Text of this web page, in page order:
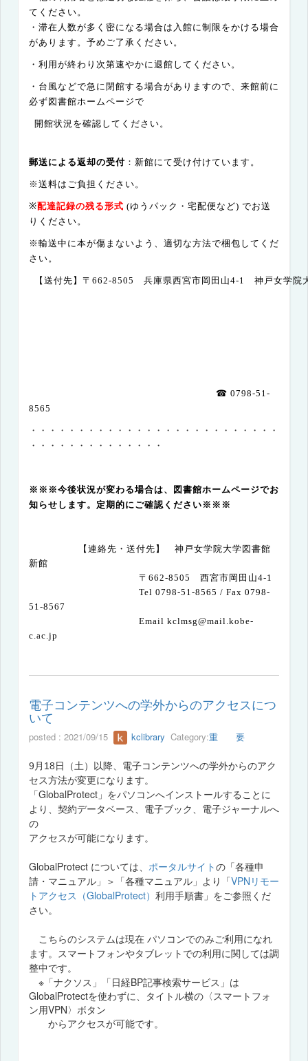
てください。
・滞在人数が多く密になる場合は入館に制限をかける場合
があります。予めご了承ください。
・利用が終わり次第速やかに退館してください。
・台風などで急に閉館する場合がありますので、来館前に
必ず図書館ホームページで
開館状況を確認してください。
郵送による返却の受付 ：新館にて受け付けています。
※送料はご負担ください。
※配達記録の残る形式 (ゆうパック・宅配便など) でお送
りください。
※輸送中に本が傷まないよう、適切な方法で梱包してくだ
さい。
【送付先】〒 662-8505 兵庫県西宮市岡田山4-1 神戸女学院
☎ 0798-51-
8565
・・・・・・・・・・・・・・・・・・・・・・・・・・
・・・・・・・・・・・・・・
※※※今後状況が変わる場合は、図書館ホームページでお
知らせします。定期的にご確認ください※※※
【連絡先・送付先】 神戸女学院大学図書館
新館
〒 662-8505 西宮市岡田山4-1
Tel 0798-51-8565 / Fax 0798-
51-8567
Email kclmsg@mail.kobe-
c.ac.jp
電子コンテンツへの学外からのアクセスにつ
いて
posted : 2021/09/15 kclibrary Category:重 要
9月18日（土）以降、電子コンテンツへの学外からのアク
セス方法が変更になります。
「GlobalProtect」 をパソコンへインストールすることに
より、契約データベース、電子ブック、電子ジャーナルへ
の
アクセスが可能になります。
GlobalProtect については、 ポータルサイトの 「各種申
請・マニュアル」＞「各種マニュアル」より「VPNリモー
トアクセス （GlobalProtect） 利用手順書 」をご参照くだ
さい。
こちらのシステムは現在 パソコンでのみご利用になれ
ます。スマートフォンやタブレットでの利用に関しては調
整中です。
※「ナクソス」「日経BP記事検索サービス」は
GlobalProtectを使わずに、タイトル横の〈スマートフォ
ン用VPN〉ボタン
からアクセスが可能です。